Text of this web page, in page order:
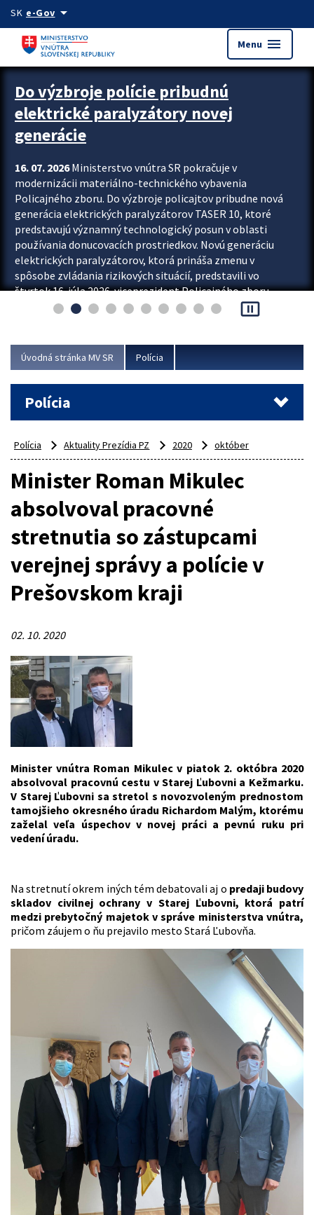
Preskocit na hlavný obsah
SK e-Govarrow_drop_down
Menu menu
Zastavit automatický posun upútavok
Do výzbroje polície pribudnú
elektrické paralyzátory novej
generácie
16. 07. 2026Ministerstvo vnútra SR pokračuje v
modernizácii materiálno-technického vybavenia
Policajného zboru. Do výzbroje policajtov pribudne nová
generácia elektrických paralyzátorov TASER 10, ktoré
predstavujú významný technologický posun v oblasti
používania donucovacích prostriedkov. Novú generáciu
elektrických paralyzátorov, ktorá prináša zmenu v
spôsobe zvládania rizikových situácií, predstavili vo
štvrtok 16. júla 2026 viceprezident Policajného zboru
Rastislav Polakovič a riaditeľ odboru výcviku...
pause_presentation
Úvodná stránka MV SR Polícia
Polícia
Polícia Aktuality Prezídia PZ 2020 október
Minister Roman Mikulec
absolvoval pracovné
stretnutia so zástupcami
verejnej správy a polície v
Prešovskom kraji
02. 10. 2020
Minister vnútra Roman Mikulec v piatok 2. októbra 2020
absolvoval pracovnú cestu v Starej Ľubovni a Kežmarku.
V Starej Ľubovni sa stretol s novozvoleným prednostom
tamojšieho okresného úradu Richardom Malým, ktorému
zaželal veľa úspechov v novej práci a pevnú ruku pri
vedení úradu.
Na stretnutí okrem iných tém debatovali aj o predaji budovy
skladov civilnej ochrany v Starej Ľubovni, ktorá patrí
medzi prebytočný majetok v správe ministerstva vnútra,
pričom záujem o ňu prejavilo mesto Stará Ľubovňa.